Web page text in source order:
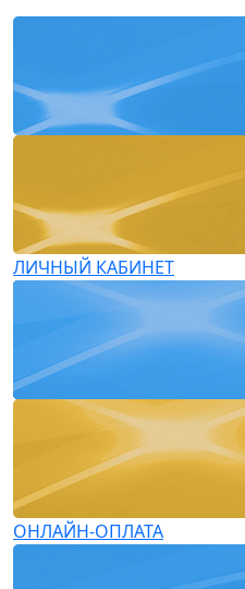
ЛИЧНЫЙ КАБИНЕТ
ОНЛАЙН-ОПЛАТА